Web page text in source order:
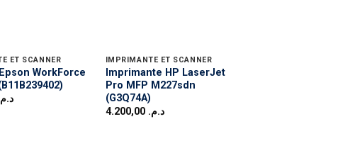
ET SCANNER
WorkForce
IMPRIMANTE ET SCANNER
Imprimante HP LaserJet
Pro MFP M227sdn
(G3Q74A)
د.م. 4.200,00